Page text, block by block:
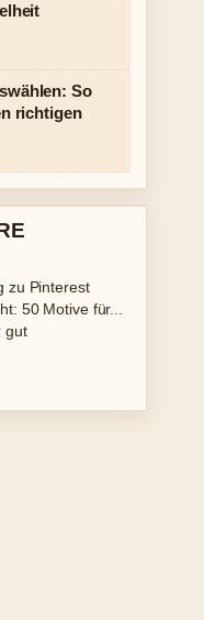
So
richtigen
zu Kanom Krok
kaufen und....
schreiben.